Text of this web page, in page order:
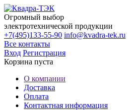
Огромный выбор
электротехнической продукции
+7(495)133-55-90 info@kvadra-tek.ru
Все контакты
Вход Регистрация
Корзина пуста
О компании
Доставка
Оплата
Контактная информация